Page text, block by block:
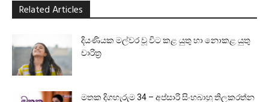
Related Articles
දියණියක මල්වර වූ විට කළ යුතු හා නොකළ යුතු
චාරිත්‍ර
මතක දිගහැරුම 34 – අප්සාරි සිංහබාහු තිලකරත්න